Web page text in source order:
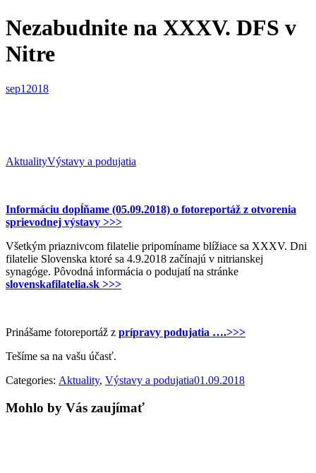
Nezabudnite na XXXV. DFS v
Nitre
sep1 2018
AktualityVýstavy a podujatia
Informáciu dopĺňame (05.09.2018) o fotoreportáž z otvorenia
sprievodnej výstavy >>>
Všetkým priaznivcom filatelie pripomíname blížiace sa XXXV. Dni
filatelie Slovenska ktoré sa 4.9.2018 začínajú v nitrianskej
synagóge. Pôvodná informácia o podujatí na stránke
slovenskafilatelia.sk >>>
Prinášame fotoreportáž z prípravy podujatia ….>>>
Tešíme sa na vašu účasť.
Categories: Aktuality, Výstavy a podujatia01.09.2018
Mohlo by Vás zaujímať